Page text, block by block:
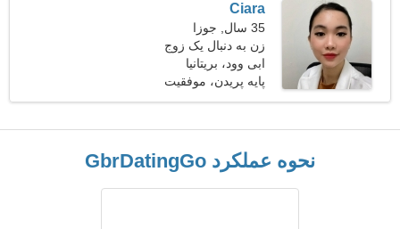
Ciara
35 سال, جوزا
زن به دنبال یک زوج
ابی وود، بریتانیا
پایه پریدن، موفقیت
نحوه عملکرد GbrDatingGo